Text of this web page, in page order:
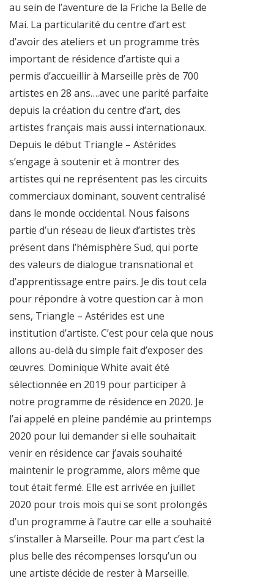
au sein de l’aventure de la Friche la Belle de
Mai. La particularité du centre d’art est
d’avoir des ateliers et un programme très
important de résidence d’artiste qui a
permis d’accueillir à Marseille près de 700
artistes en 28 ans….avec une parité parfaite
depuis la création du centre d’art, des
artistes français mais aussi internationaux.
Depuis le début Triangle – Astérides
s’engage à soutenir et à montrer des
artistes qui ne représentent pas les circuits
commerciaux dominant, souvent centralisé
dans le monde occidental. Nous faisons
partie d’un réseau de lieux d’artistes très
présent dans l’hémisphère Sud, qui porte
des valeurs de dialogue transnational et
d’apprentissage entre pairs. Je dis tout cela
pour répondre à votre question car à mon
sens, Triangle – Astérides est une
institution d’artiste. C’est pour cela que nous
allons au-delà du simple fait d’exposer des
œuvres. Dominique White avait été
sélectionnée en 2019 pour participer à
notre programme de résidence en 2020. Je
l’ai appelé en pleine pandémie au printemps
2020 pour lui demander si elle souhaitait
venir en résidence car j’avais souhaité
maintenir le programme, alors même que
tout était fermé. Elle est arrivée en juillet
2020 pour trois mois qui se sont prolongés
d’un programme à l’autre car elle a souhaité
s’installer à Marseille. Pour ma part c’est la
plus belle des récompenses lorsqu’un ou
une artiste décide de rester à Marseille.